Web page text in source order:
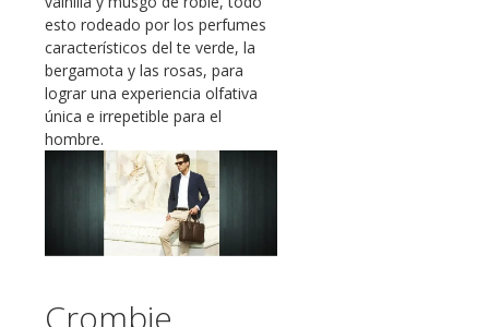
esto rodeado por los perfumes
característicos del te verde, la
bergamota y las rosas, para
lograr una experiencia olfativa
única e irrepetible para el
hombre.
Crombie